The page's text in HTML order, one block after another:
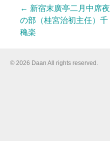
投
稿
← 新宿末廣亭二月中席夜
の部（桂宮治初主任）千
穐楽
© 2026 Daan All rights reserved.